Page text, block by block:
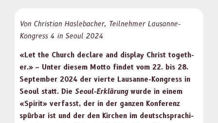
Von Chris­t­ian Hasle­bach­er, Teil­nehmer Lau­sanne-
Kongress 4 in Seoul 2024
«Let the Church declare and dis­play Christ togeth­
er.» – Unter diesem Mot­to find­et vom 22. bis 28.
Sep­tem­ber 2024 der vierte Lau­sanne-Kongress in
Seoul statt. Die Seoul-Erk­lärungwurde in einem
«Spir­it» ver­fasst, der in der ganzen Kon­ferenz
spür­bar ist und der den Kirchen im deutschsprachi­